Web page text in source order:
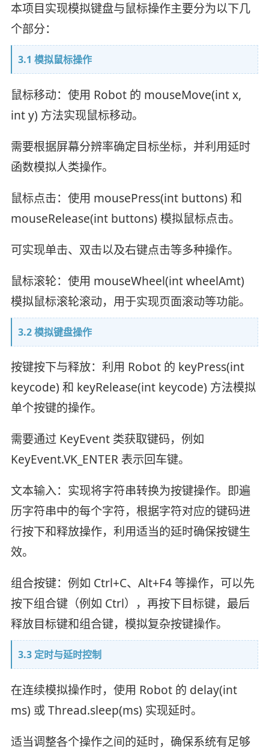
本项目实现模拟键盘与鼠标操作主要分为以下几
个部分：
3.1 模拟鼠标操作
鼠标移动：使用 Robot 的 mouseMove(int x,
int y) 方法实现鼠标移动。
需要根据屏幕分辨率确定目标坐标，并利用延时
函数模拟人类操作。
鼠标点击：使用 mousePress(int buttons) 和
mouseRelease(int buttons) 模拟鼠标点击。
可实现单击、双击以及右键点击等多种操作。
鼠标滚轮：使用 mouseWheel(int wheelAmt)
模拟鼠标滚轮滚动，用于实现页面滚动等功能。
3.2 模拟键盘操作
按键按下与释放：利用 Robot 的 keyPress(int
keycode) 和 keyRelease(int keycode) 方法模拟
单个按键的操作。
需要通过 KeyEvent 类获取键码，例如
KeyEvent.VK_ENTER 表示回车键。
文本输入：实现将字符串转换为按键操作。即遍
历字符串中的每个字符，根据字符对应的键码进
行按下和释放操作，利用适当的延时确保按键生
效。
组合按键：例如 Ctrl+C、Alt+F4 等操作，可以先
按下组合键（例如 Ctrl），再按下目标键，最后
释放目标键和组合键，模拟复杂按键操作。
3.3 定时与延时控制
在连续模拟操作时，使用 Robot 的 delay(int
ms) 或 Thread.sleep(ms) 实现延时。
适当调整各个操作之间的延时，确保系统有足够